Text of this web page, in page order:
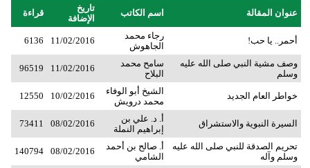
عنوان المقالة اسم الكاتب
تاريخ
الإضافة
قراءة
أحمر.. يا حب!
رجاء محمد
الجاهوش
11/02/2016
6136
وصف مشية النبي صلى الله عليه
وسلم
سامح محمد
البلاح
11/02/2016
96519
خواطر العام الجديد
الشيخ أبو الوفاء
محمد درويش
10/02/2016
12550
السيرة النبوية والاستشراق
أ. د. علي بن
إبراهيم النملة
08/02/2016
73411
تحريم الصدقة للنبي صلى الله عليه
وسلم وآله
أ. صالح بن أحمد
الشامي
08/02/2016
140794